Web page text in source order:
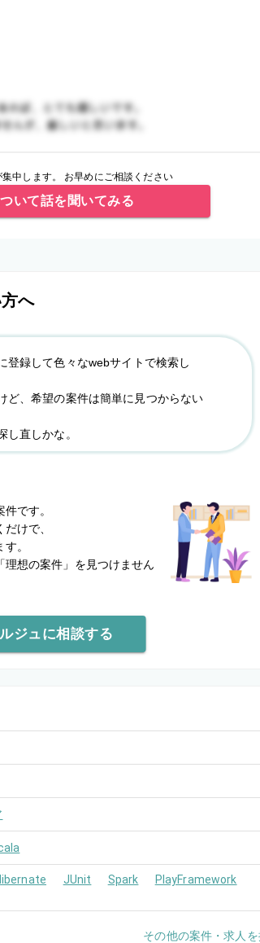
中します。 お早めにご相談ください
いて話を聞いてみる
へ
登録して色々なwebサイトで検索し
ど、希望の案件は簡単に見つからない
し直しかな。
です。
けで、
。
「理想の案件」を見つけません
ジュに相談する
JUnit Spark
PlayFramework
その他の案件・求人を